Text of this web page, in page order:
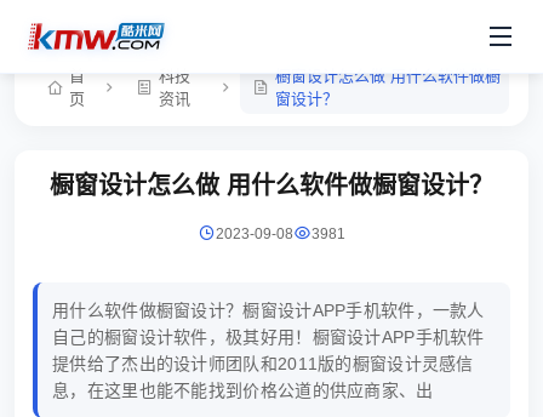
首
页
科技
资讯
橱窗设计怎么做 用什么软件做橱
窗设计？
橱窗设计怎么做 用什么软件做橱窗设计？
2023-09-08 3981
用什么软件做橱窗设计？橱窗设计APP手机软件，一款人
自己的橱窗设计软件，极其好用！橱窗设计APP手机软件
提供给了杰出的设计师团队和2011版的橱窗设计灵感信
息，在这里也能不能找到价格公道的供应商家、出